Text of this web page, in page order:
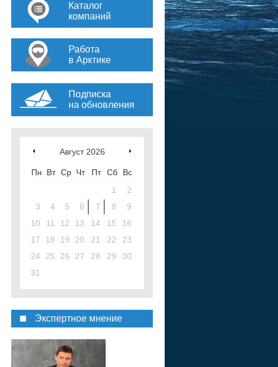
Каталог
компаний
Работа
в Арктике
Подписка
на обновления
Август 2026
Пн Вт Ср Чт Пт Сб
Вс
1
2
3
4 5 6 7 8
9
10
11 12 13 14 15
16
17
18 19 20 21 22
23
24
25 26 27 28 29
30
31
Экспертное мнение